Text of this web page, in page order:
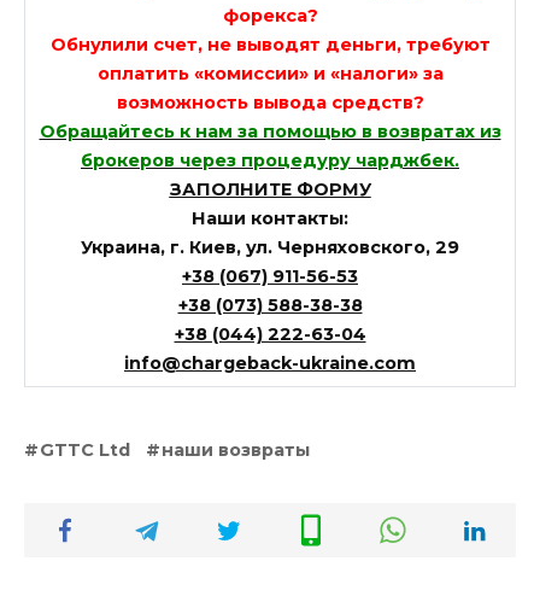
форекса?
Обнулили счет, не выводят деньги, требуют
оплатить «комиссии» и «налоги» за
возможность вывода средств?
Обращайтесь к нам за помощью в возвратах из
брокеров через процедуру чарджбек.
ЗАПОЛНИТЕ ФОРМУ
Наши контакты:
Украина, г. Киев, ул. Черняховского, 29
+38 (067) 911-56-53
+38 (073) 588-38-38
+38 (044) 222-63-04
info@chargeback-ukraine.com
GTTC Ltd наши возвраты